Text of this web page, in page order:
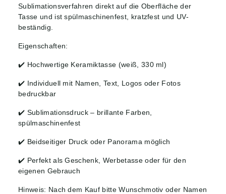
Sublimationsverfahren direkt auf die Oberfläche der
Tasse und ist spülmaschinenfest, kratzfest und UV-
beständig.
Eigenschaften:
✔️ Hochwertige Keramiktasse (weiß, 330 ml)
✔️ Individuell mit Namen, Text, Logos oder Fotos
bedruckbar
✔️ Sublimationsdruck – brillante Farben,
spülmaschinenfest
✔️ Beidseitiger Druck oder Panorama möglich
✔️ Perfekt als Geschenk, Werbetasse oder für den
eigenen Gebrauch
Hinweis: Nach dem Kauf bitte Wunschmotiv oder Namen